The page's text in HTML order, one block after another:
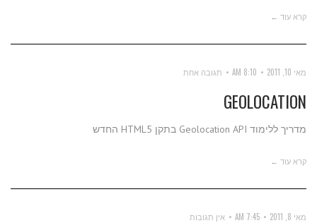
קרא עוד ←
מאי 10, 2011 8:10 AM תגובה אחת
GEOLOCATION
מדריך ללימוד Geolocation API בתקן HTML5 החדש
קרא עוד ←
מאי 8, 2011 7:45 AM אין תגובות